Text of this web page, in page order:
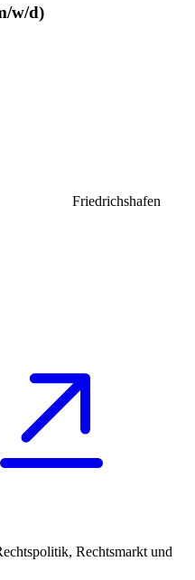
w/d)
Friedrichshafen
Rechtsmarkt und